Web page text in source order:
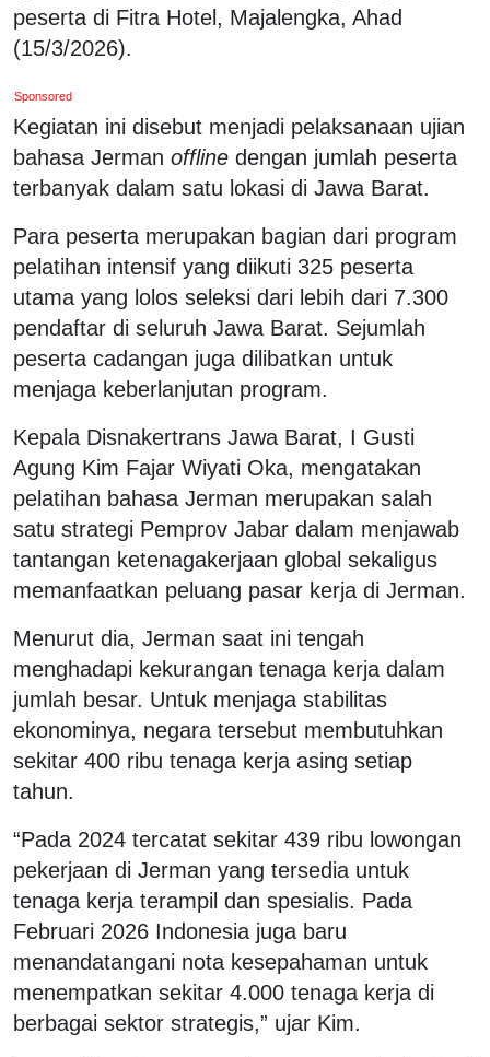
peserta di Fitra Hotel, Majalengka, Ahad
(15/3/2026).
Sponsored
Kegiatan ini disebut menjadi pelaksanaan ujian
bahasa Jerman offline dengan jumlah peserta
terbanyak dalam satu lokasi di Jawa Barat.
Para peserta merupakan bagian dari program
pelatihan intensif yang diikuti 325 peserta
utama yang lolos seleksi dari lebih dari 7.300
pendaftar di seluruh Jawa Barat. Sejumlah
peserta cadangan juga dilibatkan untuk
menjaga keberlanjutan program.
Kepala Disnakertrans Jawa Barat, I Gusti
Agung Kim Fajar Wiyati Oka, mengatakan
pelatihan bahasa Jerman merupakan salah
satu strategi Pemprov Jabar dalam menjawab
tantangan ketenagakerjaan global sekaligus
memanfaatkan peluang pasar kerja di Jerman.
Menurut dia, Jerman saat ini tengah
menghadapi kekurangan tenaga kerja dalam
jumlah besar. Untuk menjaga stabilitas
ekonominya, negara tersebut membutuhkan
sekitar 400 ribu tenaga kerja asing setiap
tahun.
“Pada 2024 tercatat sekitar 439 ribu lowongan
pekerjaan di Jerman yang tersedia untuk
tenaga kerja terampil dan spesialis. Pada
Februari 2026 Indonesia juga baru
menandatangani nota kesepahaman untuk
menempatkan sekitar 4.000 tenaga kerja di
berbagai sektor strategis,” ujar Kim.